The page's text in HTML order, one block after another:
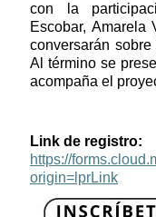
con la
Escobar, Amarela
conversarán
Al término se
acompaña el
Link de registro:
https://
origin=lprLink